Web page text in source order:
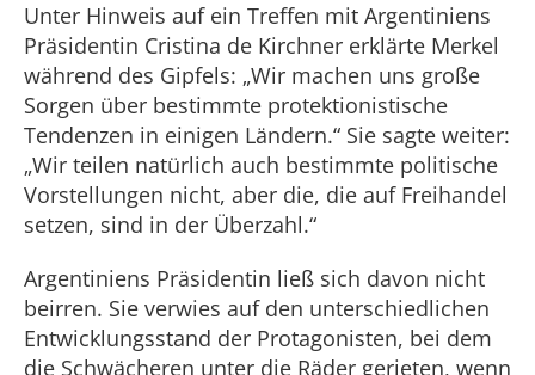
Unter Hinweis auf ein Treffen mit Argentiniens
Präsidentin Cristina de Kirchner erklärte Merkel
während des Gipfels: „Wir machen uns große
Sorgen über bestimmte protektionistische
Tendenzen in einigen Ländern.“ Sie sagte weiter:
„Wir teilen natürlich auch bestimmte politische
Vorstellungen nicht, aber die, die auf Freihandel
setzen, sind in der Überzahl.“
Argentiniens Präsidentin ließ sich davon nicht
beirren. Sie verwies auf den unterschiedlichen
Entwicklungsstand der Protagonisten, bei dem
die Schwächeren unter die Räder gerieten, wenn